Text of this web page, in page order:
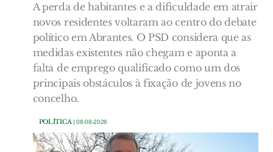
A perda de habitantes e a dificuldade em atrair
novos residentes voltaram ao centro do debate
político em Abrantes. O PSD considera que as
medidas existentes não chegam e aponta a
falta de emprego qualificado como um dos
principais obstáculos à fixação de jovens no
concelho.
POLÍTICA | 08-08-2026